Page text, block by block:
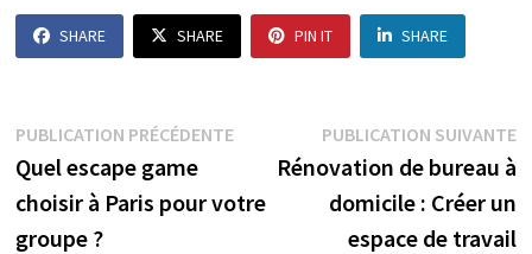
SHARE SHARE PIN IT SHARE
Navigation
de
l’article
PUBLICATION PRÉCÉDENTEPublication
précédente :
Quel escape game
choisir à Paris pour votre
groupe ?
PUBLICATION SUIVANTE
Rénovation de bureau à
domicile : Créer un
espace de travail